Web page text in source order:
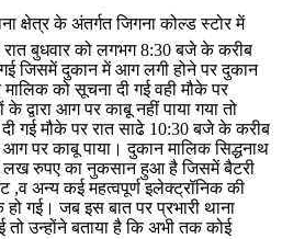
क्षेत्र के अंतर्गत जिगना कोल्ड स्टोर में
बुधवार को लगभग 8:30 बजे के करीब
जिसमें दुकान में आग लगी होने पर दुकान
मालिक को सूचना दी गई वही मौके पर
द्वारा आग पर काबू नहीं पाया गया तो
गई मौके पर रात साढे 10:30 बजे के करीब
पर काबू पाया। दुकान मालिक सिद्धनाथ
लख रुपए का नुकसान हुआ है जिसमें बैटरी
,व अन्य कई महत्वपूर्ण इलेक्ट्रॉनिक की
गई। जब इस बात पर प्रभारी थाना
उन्होंने बताया है कि अभी तक कोई